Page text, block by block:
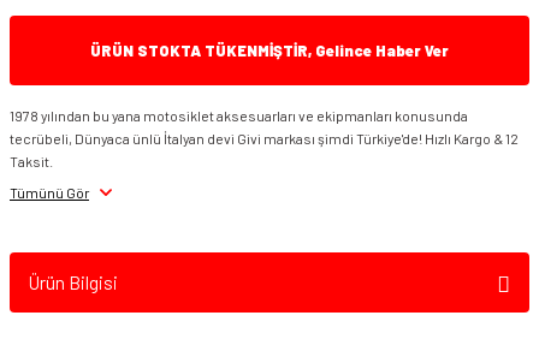
ÜRÜN STOKTA TÜKENMİŞTİR, Gelince Haber Ver
1978 yılından bu yana motosiklet aksesuarları ve ekipmanları konusunda
tecrübeli, Dünyaca ünlü İtalyan devi Givi markası şimdi Türkiye'de! Hızlı Kargo & 12
Taksit.
Tümünü Gör
Ürün Bilgisi